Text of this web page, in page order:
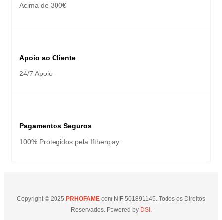
Acima de 300€
Apoio ao Cliente
24/7 Apoio
Pagamentos Seguros
100% Protegidos pela Ifthenpay
Copyright © 2025 PRHOFAME com NIF 501891145. Todos os Direitos
Reservados. Powered byDSI.